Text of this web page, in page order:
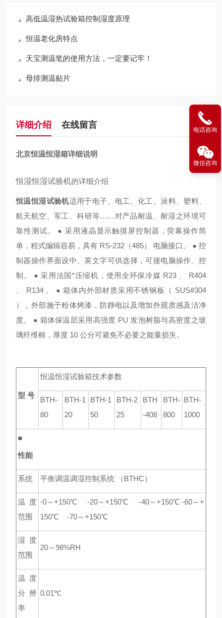
高低温湿热试验箱控制湿度原理
恒温老化房特点
天宝测温笔的使用方法，一定要记牢！
母排测温贴片
详细介绍 在线留言
北京恒温恒湿箱详细说明
恒湿恒湿试验机的详细介绍
恒温恒湿试验机适用于电子、电工、化工、涂料、塑料、
航天航空、军工、科研等……对产品耐温、耐湿之环境可
靠性测试。 ● 采用液晶显示触摸屏控制器，荧幕操作简
单，程式编辑容易，具有 RS-232（485） 电脑接口。 ● 控
制器操作界面设中、英文字可供选择，可接电脑操作、控
制。 ● 采用法国*压缩机，使用全环保冷媒 R23 、 R404
、 R134 。 ● 箱体内外部材质采用不锈钢板（ SUS#304
），外部施于粉体烤漆，防静电以及增加外观质感及洁净
度。 ● 箱体保温层采用高强度 PU 发泡树脂与高密度之玻
璃纤维棉，厚度 10 公分可避免不必要之能量损失。
型 号
恒温恒湿试验箱技术参数
BTH-
80
BTH-1
20
BTH-1
50
BTH-2
25
BTH
-408
BTH-
800
BTH-
1000
■
性能
系统 平衡调温调湿控制系统 （BTHC）
温度
范围
-0～+150℃ -20～+150℃ -40～+150℃ -60～+
150℃ -70～+150℃
湿度
范围
20～98%RH
温度
分辨
率
0.01℃
电话咨询
微信咨询